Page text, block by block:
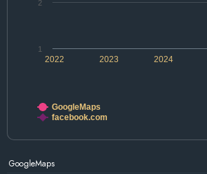
2022 2024
2023
1
2
GoogleMaps
facebook.com
GoogleMaps